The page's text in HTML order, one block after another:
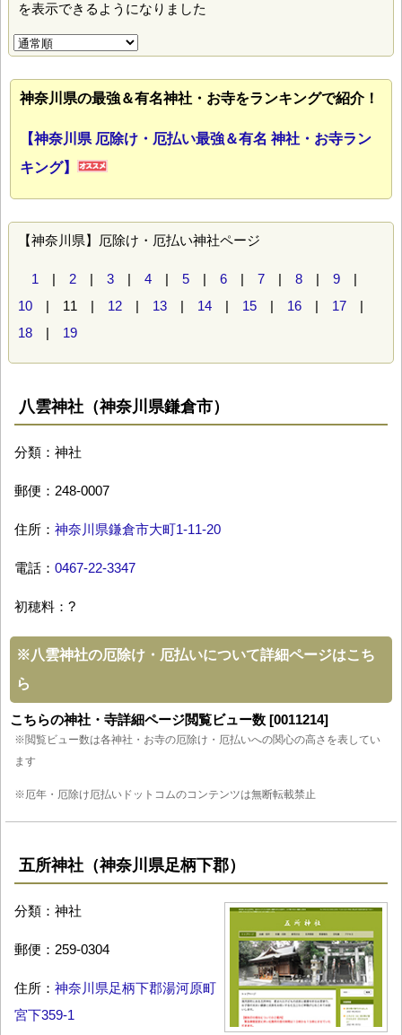
を表示できるようになりました
神奈川県の最強＆有名神社・お寺をランキングで紹介！
【神奈川県 厄除け・厄払い最強＆有名 神社・お寺ラン
キング】
【神奈川県】厄除け・厄払い神社ページ
1 | 2 | 3 | 4 | 5 | 6 | 7 | 8 | 9 |
10 | 11 | 12 | 13 | 14 | 15 | 16 | 17 |
18 | 19
八雲神社（神奈川県鎌倉市）
分類：神社
郵便：248-0007
住所： 神奈川県鎌倉市大町1-11-20
電話： 0467-22-3347
初穂料：?
※八雲神社の厄除け・厄払いについて詳細ページはこち
ら
こちらの神社・寺詳細ページ閲覧ビュー数 [0011214]
※閲覧ビュー数は各神社・お寺の厄除け・厄払いへの関心の高さを表してい
ます
※厄年・厄除け厄払いドットコムのコンテンツは無断転載禁止
五所神社（神奈川県足柄下郡）
分類：神社
郵便：259-0304
住所： 神奈川県足柄下郡湯河原町
宮下359-1